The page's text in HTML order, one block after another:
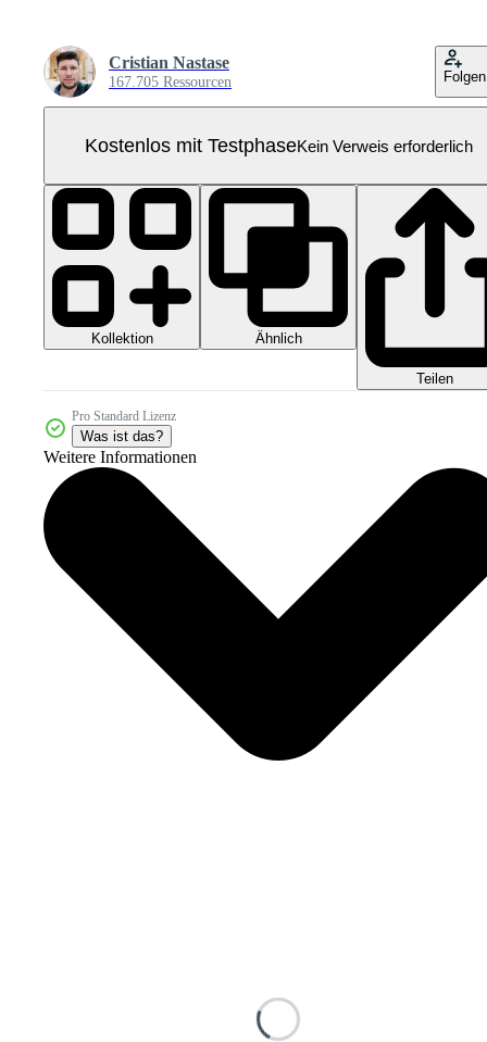
Cristian Nastase
167.705 Ressourcen Folgen
Kostenlos mit TestphaseKein Verweis erforderlich
Kollektion Ähnlich
Teilen
Pro Standard Lizenz
Was ist das?
Weitere Informationen